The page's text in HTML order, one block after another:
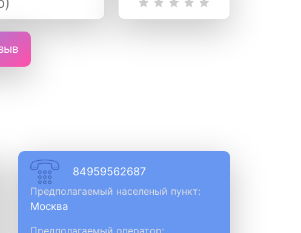
84959562687
Предполагаемый населеный пункт:
Москва
Предполагаемый оператор: